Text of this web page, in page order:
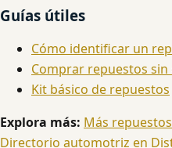
Guías útiles
Cómo identificar un
Comprar repuestos sin
Kit básico de repuestos
Explora más: Más
Directorio automotriz en